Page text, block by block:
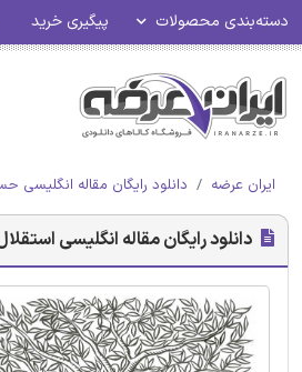
دسته‌بندی محصولات پیگیری خرید
ایران عرضه دانلود رایگان مقاله انگلیسی
دانلود رایگان مقاله انگلیسی